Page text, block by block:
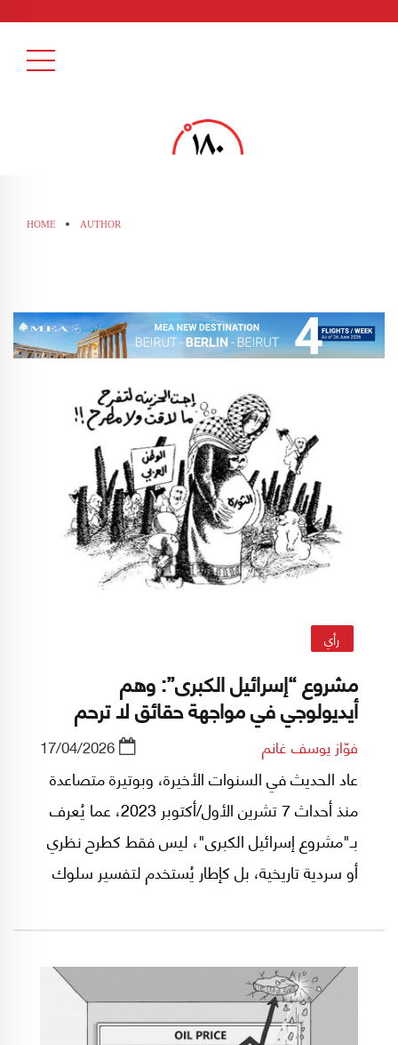
HOME AUTHOR
رأي
مشروع “إسرائيل الكبرى”: وهم
أيديولوجي في مواجهة حقائق لا ترحم
فوّاز يوسف غانم 17/04/2026
عاد الحديث في السنوات الأخيرة، وبوتيرة متصاعدة
منذ أحداث 7 تشرين الأول/أكتوبر 2023، عما يُعرف
بـ"مشروع إسرائيل الكبرى"، ليس فقط كطرح نظري
أو سردية تاريخية، بل كإطار يُستخدم لتفسير سلوك